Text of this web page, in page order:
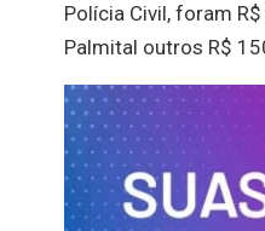
Polícia Civil, foram
Palmital outros R$